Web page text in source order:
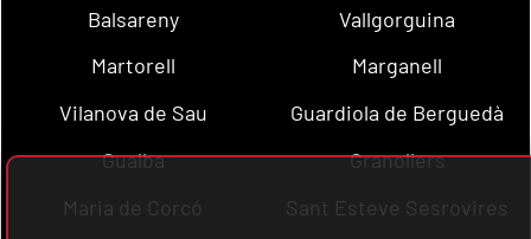
Balsareny
Vallgorguina
Martorell
Marganell
Vilanova de Sau
Guardiola de Berguedà
Gualba
Granollers
Maria de Corcó
Sant Esteve Sesrovires